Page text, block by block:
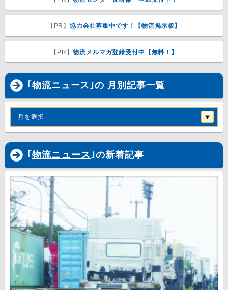
【PR】協力会社募集中です！【物流掲示板】
【PR】物流メルマガ登録受付中【無料！】
｢物流ニュース｣の 月別記事一覧
月を選択
｢ 物流ニュース｣の新着記事